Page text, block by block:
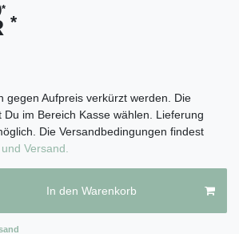
*
gegen Aufpreis verkürzt werden. Die
Du im Bereich Kasse wählen. Lieferung
Die Versandbedingungen findest
Versand.
In den Warenkorb